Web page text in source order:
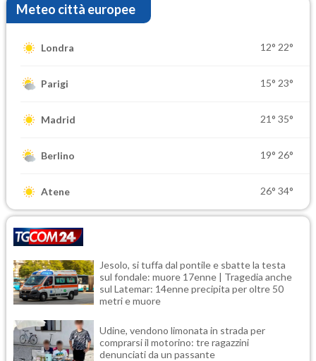
Meteo città europee
Londra 12° 22°
Parigi 15° 23°
Madrid 21° 35°
Berlino 19° 26°
Atene 26° 34°
Jesolo, si tuffa dal pontile e sbatte la testa
sul fondale: muore 17enne | Tragedia anche
sul Latemar: 14enne precipita per oltre 50
metri e muore
Udine, vendono limonata in strada per
comprarsi il motorino: tre ragazzini
denunciati da un passante